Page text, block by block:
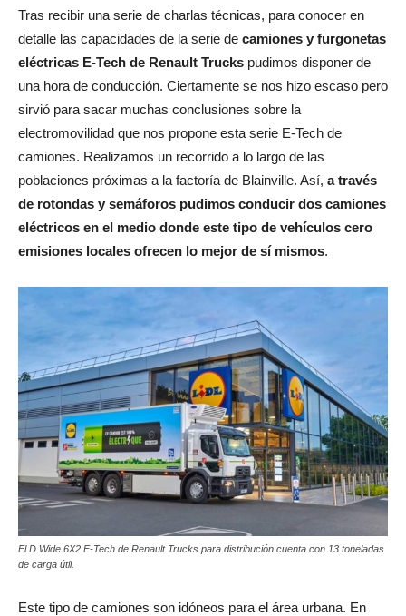
Tras recibir una serie de charlas técnicas, para conocer en
detalle las capacidades de la serie de camiones y furgonetas
eléctricas E-Tech de Renault Trucks pudimos disponer de
una hora de conducción. Ciertamente se nos hizo escaso pero
sirvió para sacar muchas conclusiones sobre la
electromovilidad que nos propone esta serie E-Tech de
camiones. Realizamos un recorrido a lo largo de las
poblaciones próximas a la factoría de Blainville. Así, a través
de rotondas y semáforos pudimos conducir dos camiones
eléctricos en el medio donde este tipo de vehículos cero
emisiones locales ofrecen lo mejor de sí mismos.
El D Wide 6X2 E-Tech de Renault Trucks para distribución cuenta con 13 toneladas
de carga útil.
Este tipo de camiones son idóneos para el área urbana. En